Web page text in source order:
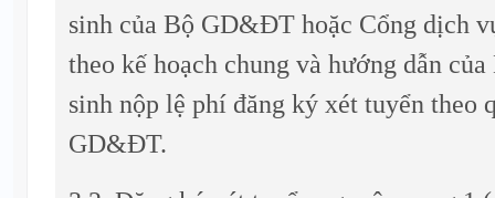
sinh của Bộ GD&ĐT hoặc Cổng dịch
theo kế hoạch chung và hướng dẫn
sinh nộp lệ phí đăng ký xét tuyển theo
GD&ĐT.